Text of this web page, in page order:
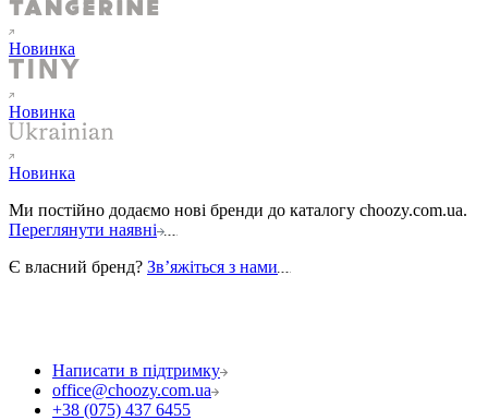
Новинка
Новинка
Новинка
Ми постійно додаємо нові бренди до каталогу choozy.com.ua.
Переглянути наявні
Є власний бренд? Звʼяжіться з нами
Написати в підтримку
office@choozy.com.ua
+38 (075) 437 6455